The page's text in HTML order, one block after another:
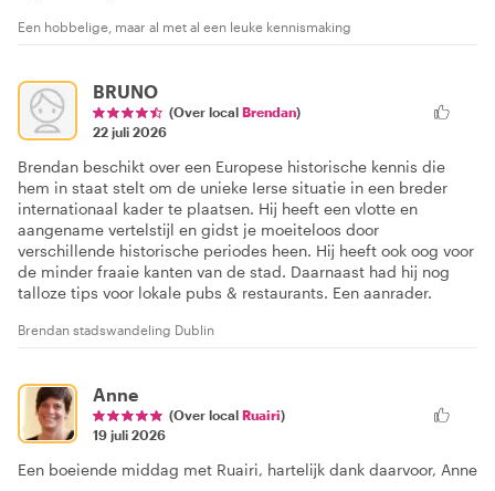
Een hobbelige, maar al met al een leuke kennismaking
BRUNO
(Over local Brendan)
22 juli 2026
Brendan beschikt over een Europese historische kennis die
hem in staat stelt om de unieke Ierse situatie in een breder
internationaal kader te plaatsen. Hij heeft een vlotte en
aangename vertelstijl en gidst je moeiteloos door
verschillende historische periodes heen. Hij heeft ook oog voor
de minder fraaie kanten van de stad. Daarnaast had hij nog
talloze tips voor lokale pubs & restaurants. Een aanrader.
Brendan stadswandeling Dublin
Anne
(Over local Ruairi)
19 juli 2026
Een boeiende middag met Ruairi, hartelijk dank daarvoor, Anne